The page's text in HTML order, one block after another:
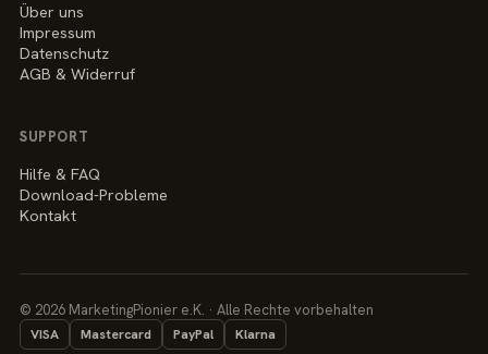
Über uns
Impressum
Datenschutz
AGB & Widerruf
SUPPORT
Hilfe & FAQ
Download-Probleme
Kontakt
© 2026 MarketingPionier e.K. · Alle Rechte vorbehalten
VISA Mastercard PayPal Klarna